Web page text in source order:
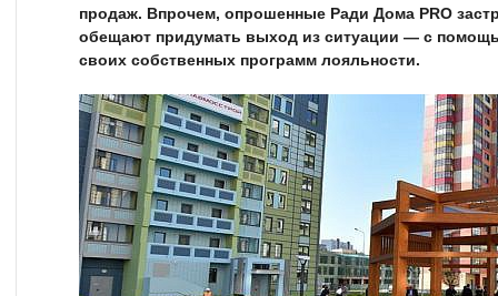
продаж. Впрочем, опрошенные Ради Дома PRO
обещают придумать выход из ситуации — с
своих собственных программ лояльности.